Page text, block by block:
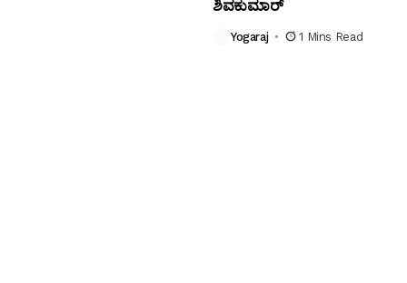
ಶಿವಕುಮಾರ್
Yogaraj 1 Mins Read